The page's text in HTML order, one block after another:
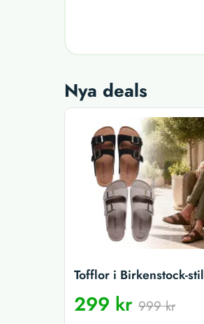
Nya deals
Tofflor i Birkenstock-stil
299 kr 999 kr